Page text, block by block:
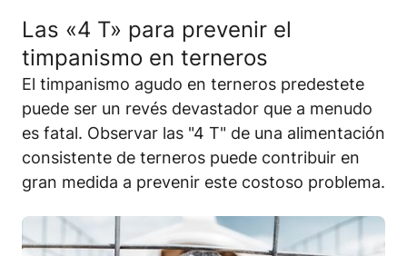
Las «4 T» para prevenir el
timpanismo en terneros
El timpanismo agudo en terneros predestete
puede ser un revés devastador que a menudo
es fatal. Observar las "4 T" de una alimentación
consistente de terneros puede contribuir en
gran medida a prevenir este costoso problema.